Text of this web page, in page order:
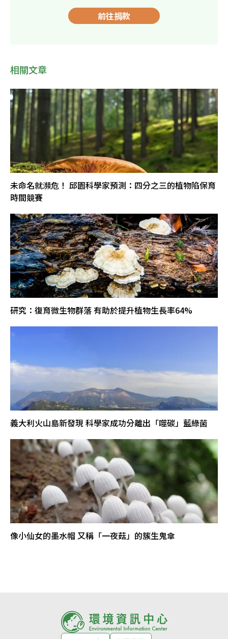
前往捐款
相關文章
未命名就瀕危！ 邱園科學家預測：四分之三的植物陷保育
時間競賽
研究：復育微生物群落 有助於提升植物生長率64%
義大利火山島新發現 科學家成功分離出「噬碳」藍綠菌
像小仙女的墨水帽 又稱「一夜菇」的簇生鬼傘